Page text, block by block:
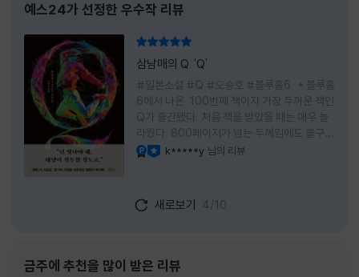
예스24가 선정한 우수작 리뷰
삼남매의 Q. 'Q'
#일본소설 #Q #오승호 #블루홀6 * 블루홀
6에서 나온 100번째 책이자 가장 두꺼운 책인
Q가 출간됐다. 처음 책을 받았을 때는 매우 놀
라웠다. 800페이지가 넘는 두께임에도 불구하
고 생각보다 책이 가벼웠다. 여기에 측면을 영
제목이 Q란다. 처음 제목을 봤을 때 나는 질문
을 의미하는 Question을 떠올렸다. 하지만 이
려는 걸까, 아니면 같이 논의를 하자는 걸까 고
k*****y 님의 리뷰
새로보기 4/10
금주에 추천을 많이 받은 리뷰